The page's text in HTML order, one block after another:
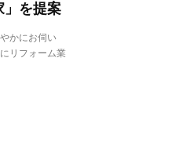
」を提案
かにお伺い
リフォーム業